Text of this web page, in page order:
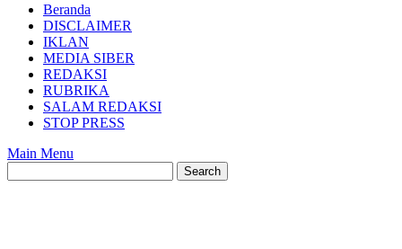
Beranda
DISCLAIMER
IKLAN
MEDIA SIBER
REDAKSI
RUBRIKA
SALAM REDAKSI
STOP PRESS
Main Menu